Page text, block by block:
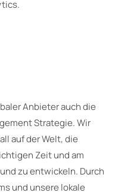
Anbieter auch die
Strategie. Wir
auf der Welt, die
Zeit und am
zu entwickeln. Durch
und unsere lokale